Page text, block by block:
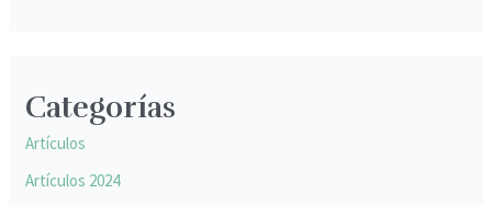
Categorías
Artículos
Artículos 2024